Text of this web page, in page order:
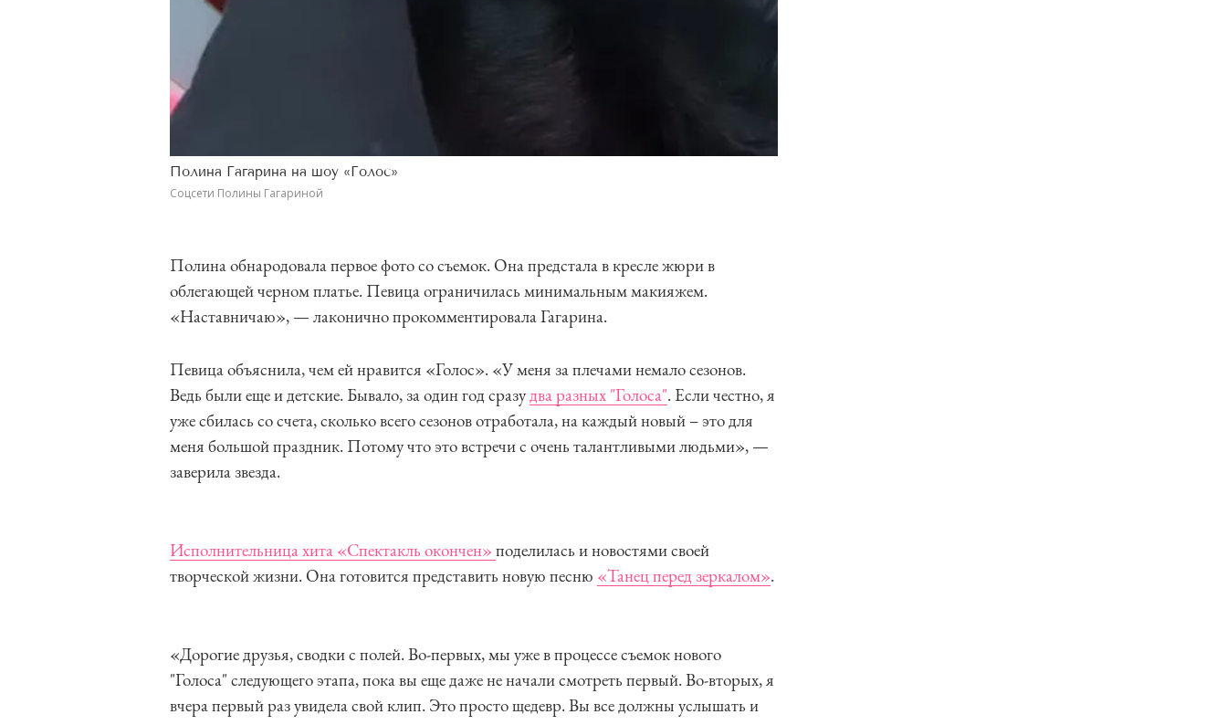
Полина Гагарина на шоу «Голос»
Соцсети Полины Гагариной
Полина обнародовала первое фото со съемок. Она предстала в кресле жюри в
облегающей черном платье. Певица ограничилась минимальным макияжем.
«Наставничаю», — лаконично прокомментировала Гагарина.
Певица объяснила, чем ей нравится «Голос». «У меня за плечами немало сезонов.
Ведь были еще и детские. Бывало, за один год сразудва разных "Голоса". Если честно, я
уже сбилась со счета, сколько всего сезонов отработала, на каждый новый – это для
меня большой праздник. Потому что это встречи с очень талантливыми людьми», —
заверила звезда.
Исполнительница хита «Спектакль окончен» поделилась и новостями своей
творческой жизни. Она готовится представить новую песню «Танец перед зеркалом».
«Дорогие друзья, сводки с полей. Во-первых, мы уже в процессе съемок нового
"Голоса" следующего этапа, пока вы еще даже не начали смотреть первый. Во-вторых, я
вчера первый раз увидела свой клип. Это просто щедевр. Вы все должны услышать и